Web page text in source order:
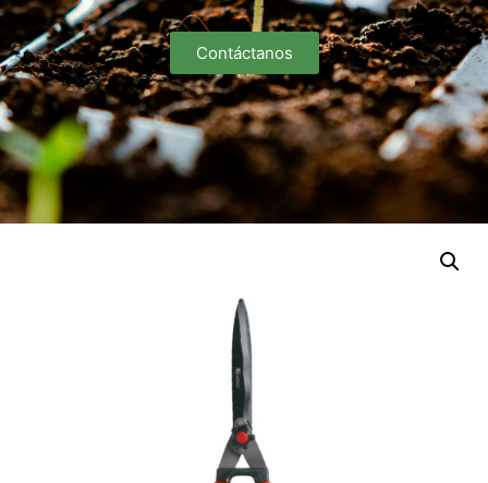
Contáctanos